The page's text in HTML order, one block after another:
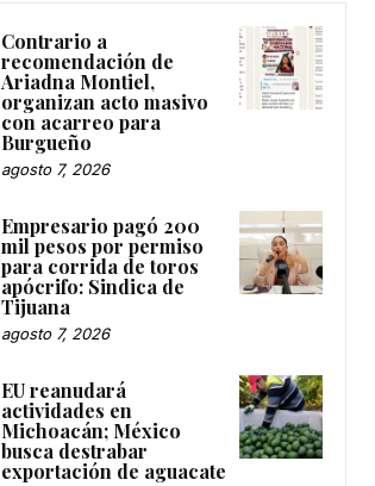
Contrario a
recomendación de
Ariadna Montiel,
organizan acto masivo
con acarreo para
Burgueño
agosto 7, 2026
Empresario pagó 200
mil pesos por permiso
para corrida de toros
apócrifo: Sindica de
Tijuana
agosto 7, 2026
EU reanudará
actividades en
Michoacán; México
busca destrabar
exportación de aguacate